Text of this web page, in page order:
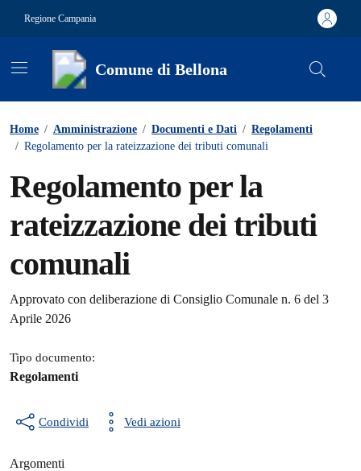
Regione Campania
Comune di Bellona
Home / Amministrazione / Documenti e Dati / Regolamenti
/ Regolamento per la rateizzazione dei tributi comunali
Regolamento per la
rateizzazione dei tributi
comunali
Dettagli del documento
Approvato con deliberazione di Consiglio Comunale n. 6 del 3
Aprile 2026
Tipo documento:
Regolamenti
Condividi Vedi azioni
Argomenti